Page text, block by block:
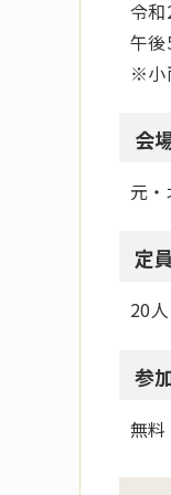
令和
午
※小
会
元
定員
20人
参
無料